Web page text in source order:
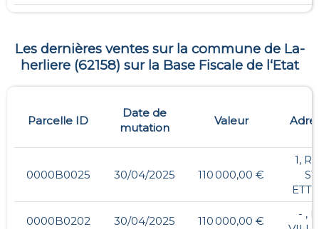
Les dernières ventes sur la commune de La-
herliere(62158) sur la Base Fiscale de l‘Etat
Parcelle ID
Date de
mutation
Valeur
0000B0025 30/04/2025 110 000,00 €
1,
ST
0000B0202 30/04/2025 110 000,00 €
- ,